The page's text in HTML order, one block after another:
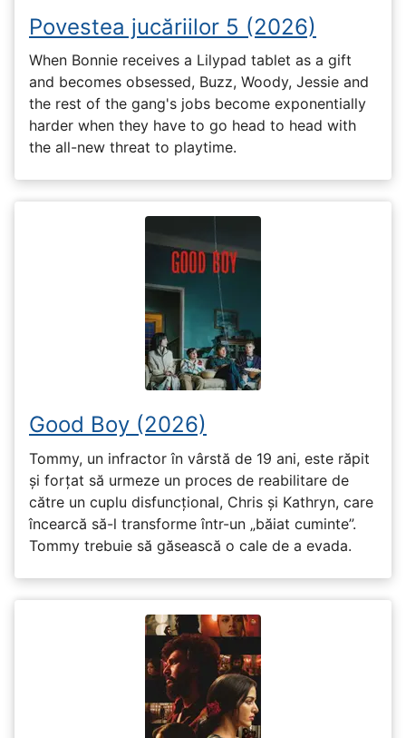
Povestea jucăriilor 5 (2026)
When Bonnie receives a Lilypad tablet as a gift
and becomes obsessed, Buzz, Woody, Jessie and
the rest of the gang's jobs become exponentially
harder when they have to go head to head with
the all-new threat to playtime.
Good Boy (2026)
Tommy, un infractor în vârstă de 19 ani, este răpit
și forțat să urmeze un proces de reabilitare de
către un cuplu disfuncțional, Chris și Kathryn, care
încearcă să-l transforme într-un „băiat cuminte”.
Tommy trebuie să găsească o cale de a evada.